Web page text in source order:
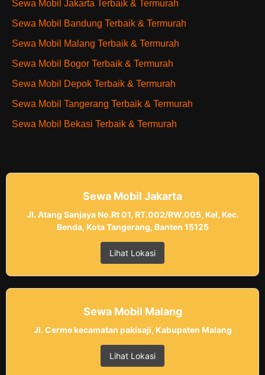
Sewa Mobil Jakarta Terbaik & Termurah
Sewa Mobil Bandung Terbaik & Termurah
Sewa Mobil Malang Terbaik & Termurah
Sewa Mobil Bogor Terbaik & Termurah
Sewa Mobil Depok Terbaik & Termurah
Sewa Mobil Tangerang Terbaik & Termurah
Sewa Mobil Bekasi Terbaik & Termurah
Sewa Mobil Jakarta
Jl. Atang Sanjaya No.Rt 01, RT.002/RW.005, Kel, Kec.
Benda, Kota Tangerang, Banten 15125
Lihat Lokasi
Sewa Mobil Malang
Jl. Cerme kecamatan pakisaji, Kabupaten Malang
Lihat Lokasi